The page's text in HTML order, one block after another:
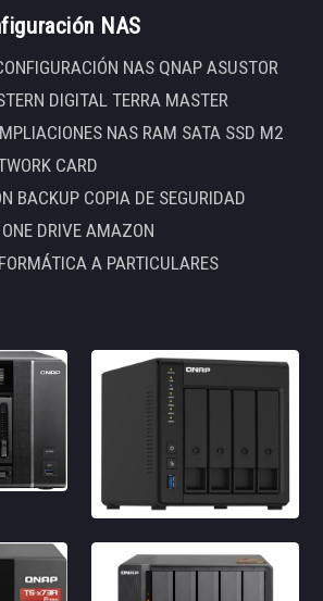
NAS
NAS QNAP ASUSTOR
DIGITAL TERRA MASTER
NAS RAM SATA SSD M2
CARD
BACKUP COPIA DE SEGURIDAD
DRIVE AMAZON
A PARTICULARES